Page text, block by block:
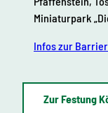
Miniaturpark
Infos zur
Zur Festung